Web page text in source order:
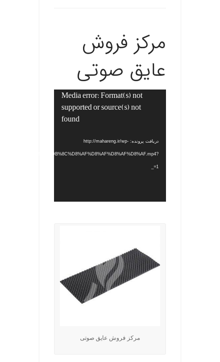
مرکز فروش
عایق صوتی
Media error: Format(s) not
supported or source(s) not
found
دریافت پرونده: http://mahareng.ir/wp-
%D8%AC%D8%AF%DB%8C%D8%AF%D8%AF%D8%AF%D8%AF.mp4?
_=1
مرکز فروش عایق صوتی